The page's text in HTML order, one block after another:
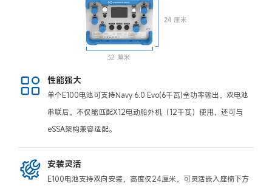
性能强大
单个E100电池可支持Navy 6.0 Evo(6千瓦)全功率输出，双电池
串联后，不仅能匹配X12电动船外机（12千瓦）使用，还可与
eSSA架构兼容适配。
安装灵活
E100电池支持双向安装，高度仅24厘米，可灵活嵌入座椅下方